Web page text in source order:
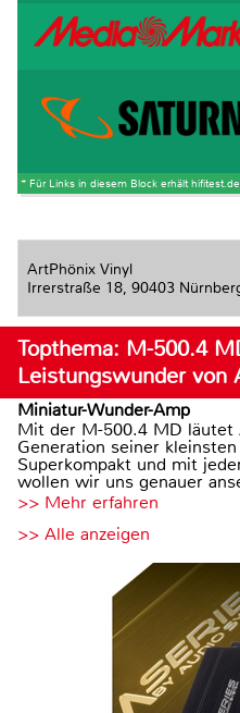
* Für Links in diesem Block erhält
ArtPhönix Vinyl
Irrerstraße 18, 90403
Topthema: M-500.4
Leistungswunder von
Miniatur-Wunder-Amp
Mit der M-500.4 MD läutet
Generation seiner
Superkompakt und mit
wollen wir uns genauer
>> Mehr erfahren
>> Alle anzeigen